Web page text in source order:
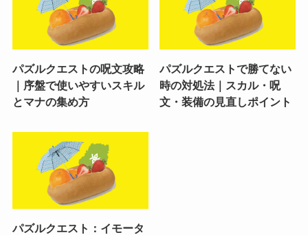
パズルクエストの呪文攻略
｜序盤で使いやすいスキル
とマナの集め方
パズルクエストで勝てない
時の対処法｜スカル・呪
文・装備の見直しポイント
パズルクエスト：イモータ